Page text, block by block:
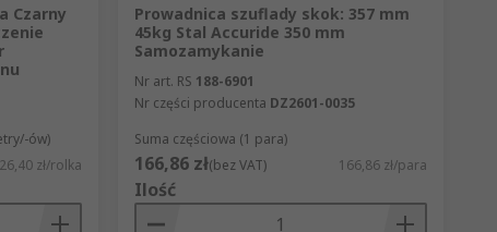
Czarny
ów)
zł/rolka
Prowadnica szuflady skok: 357 mm
45kg Stal Accuride 350 mm
Samozamykanie
Nr art. RS 188-6901
Nr części producenta DZ2601-0035
Suma częściowa (1 para)
166,86 zł(bez VAT) 166,86 zł/para
Ilość